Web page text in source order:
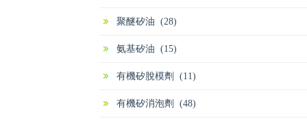
聚醚矽油 (28)
氨基矽油 (15)
有機矽脫模劑 (11)
有機矽消泡劑 (48)